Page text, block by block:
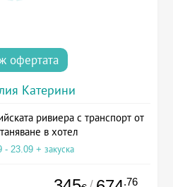
офертата
Катерини
ривиера с транспорт от
в хотел
- 23.09 + закуска
.76